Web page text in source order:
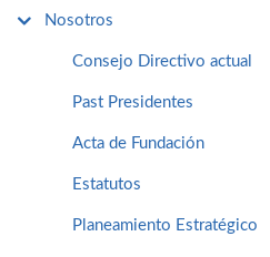
Nosotros
Consejo Directivo actual
Past Presidentes
Acta de Fundación
Estatutos
Planeamiento Estratégico